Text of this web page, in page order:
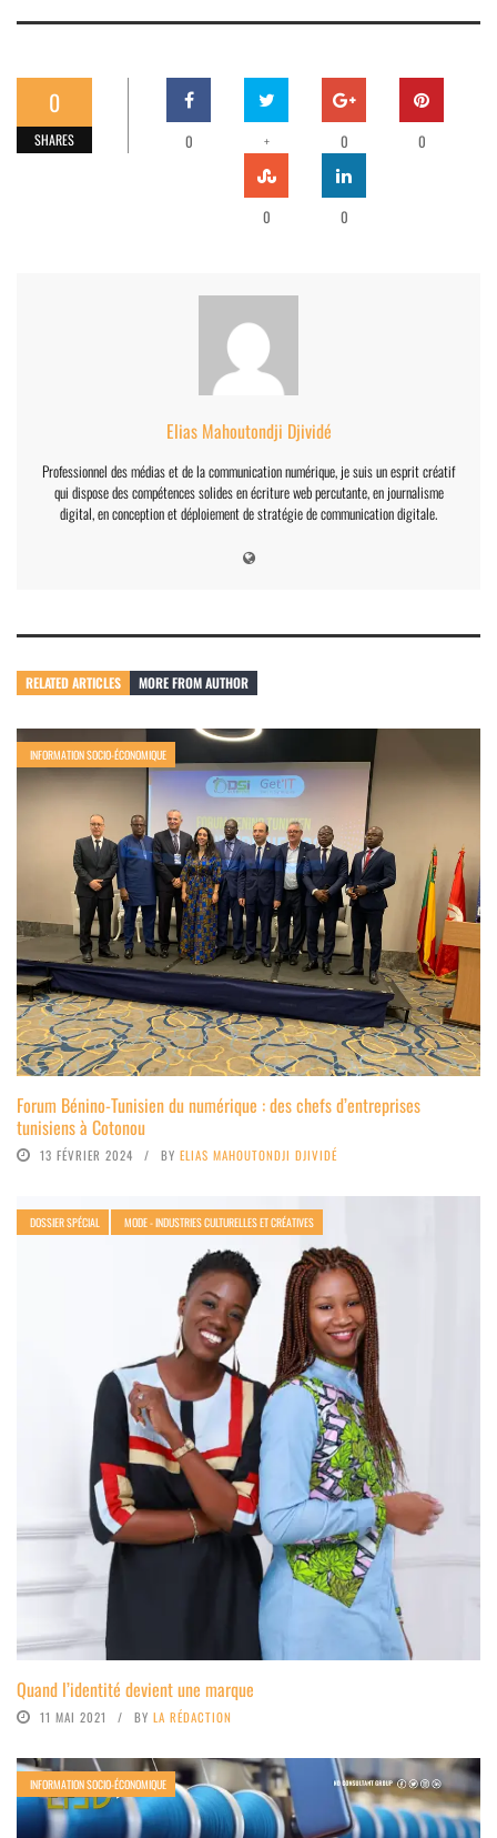
0
SHARES 0 + 0 0
0 0
Elias Mahoutondji Djividé
Professionnel des médias et de la communication numérique, je suis un esprit créatif
qui dispose des compétences solides en écriture web percutante, en journalisme
digital, en conception et déploiement de stratégie de communication digitale.
RELATED ARTICLES MORE FROM AUTHOR
INFORMATION SOCIO-ÉCONOMIQUE
Forum Bénino-Tunisien du numérique : des chefs d’entreprises
tunisiens à Cotonou
13 FÉVRIER 2024 BY ELIAS MAHOUTONDJI DJIVIDÉ
DOSSIER SPÉCIAL MODE - INDUSTRIES CULTURELLES ET CRÉATIVES
Quand l’identité devient une marque
11 MAI 2021 BY LA RÉDACTION
INFORMATION SOCIO-ÉCONOMIQUE